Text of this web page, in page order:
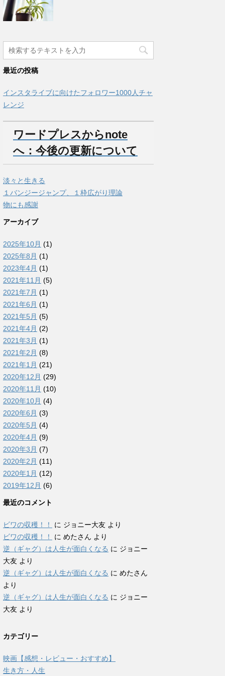
最近の投稿
インスタライブに向けたフォロワー1000人チャ
レンジ
ワードプレスからnote
へ：今後の更新について
淡々と生きる
１バンジージャンプ、１枠広がり理論
物にも感謝
アーカイブ
2025年10月 (1)
2025年8月 (1)
2023年4月 (1)
2021年11月 (5)
2021年7月 (1)
2021年6月 (1)
2021年5月 (5)
2021年4月 (2)
2021年3月 (1)
2021年2月 (8)
2021年1月 (21)
2020年12月 (29)
2020年11月 (10)
2020年10月 (4)
2020年6月 (3)
2020年5月 (4)
2020年4月 (9)
2020年3月 (7)
2020年2月 (11)
2020年1月 (12)
2019年12月 (6)
最近のコメント
ビワの収穫！！ に ジョニー大友 より
ビワの収穫！！
に めたさん より
逆（ギャグ）は人生が面白くなる に ジョニー
大友 より
逆（ギャグ）は人生が面白くなる に めたさん
より
逆（ギャグ）は人生が面白くなる に ジョニー
大友 より
カテゴリー
映画【感想・レビュー・おすすめ】
生き方・人生